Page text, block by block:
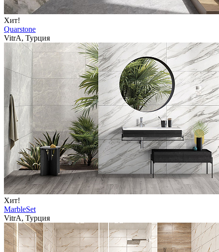
Хит!
Quarstone
VitrA, Турция
Хит!
MarbleSet
VitrA, Турция